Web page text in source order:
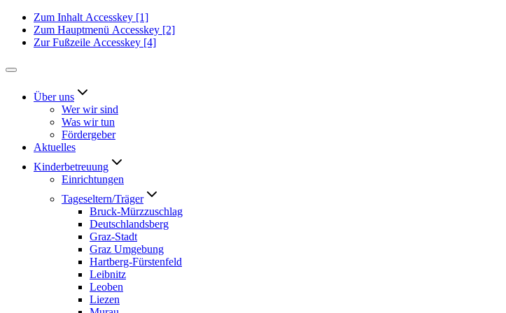
Zum Inhalt Accesskey [1]
Zum Hauptmenü Accesskey [2]
Zur Fußzeile Accesskey [4]
Über uns
Wer wir sind
Was wir tun
Fördergeber
Aktuelles
Kinderbetreuung
Einrichtungen
Tageseltern/Träger
Bruck-Mürzzuschlag
Deutschlandsberg
Graz-Stadt
Graz Umgebung
Hartberg-Fürstenfeld
Leibnitz
Leoben
Liezen